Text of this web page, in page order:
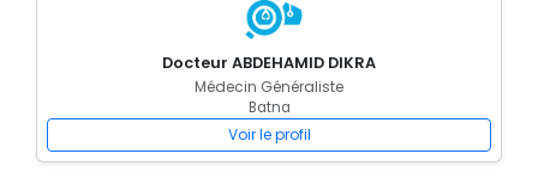
Docteur ABDEHAMID DIKRA
Médecin Généraliste
Batna
Voir le profil